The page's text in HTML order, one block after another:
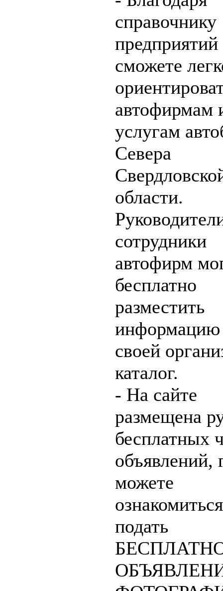
справочнику
сможете
автофирмам
услугам
Севера
области.
сотрудники
автофирм
бесплатно
разместить
информацию
своей
каталог.
- На сайте
размещена
бесплатных
объявлений,
можете
подать